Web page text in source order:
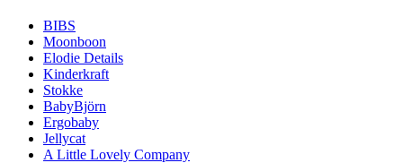
BIBS
Moonboon
Elodie Details
Kinderkraft
Stokke
BabyBjörn
Ergobaby
Jellycat
A Little Lovely Company